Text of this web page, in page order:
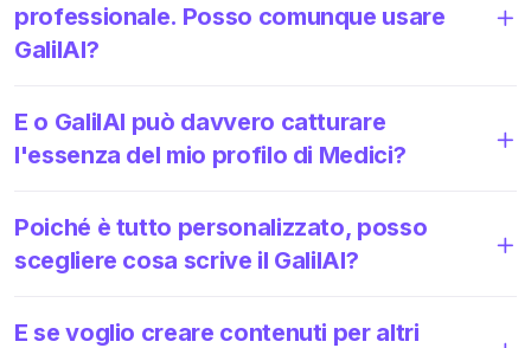
professionale. Posso comunque usare
GalilAI?
E o GalilAI può davvero catturare
l'essenza del mio profilo di Medici?
Poiché è tutto personalizzato, posso
scegliere cosa scrive il GalilAI?
E se voglio creare contenuti per altri